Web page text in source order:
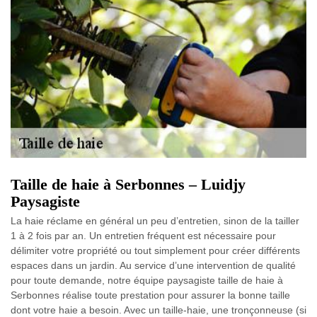
Taille de haie à Serbonnes – Luidjy
Paysagiste
La haie réclame en général un peu d’entretien, sinon de la tailler
1 à 2 fois par an. Un entretien fréquent est nécessaire pour
délimiter votre propriété ou tout simplement pour créer différents
espaces dans un jardin. Au service d’une intervention de qualité
pour toute demande, notre équipe paysagiste taille de haie à
Serbonnes réalise toute prestation pour assurer la bonne taille
dont votre haie a besoin. Avec un taille-haie, une tronçonneuse (si